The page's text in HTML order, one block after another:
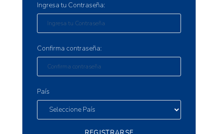
Ingresa tu Contraseña:
Confirma contraseña:
País